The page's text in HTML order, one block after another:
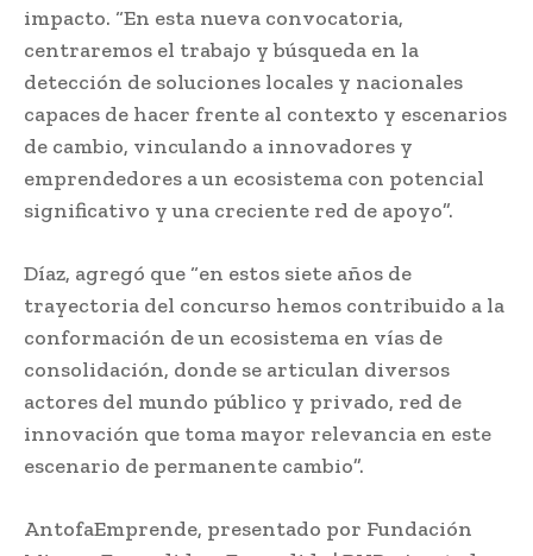
impacto. “En esta nueva convocatoria,
centraremos el trabajo y búsqueda en la
detección de soluciones locales y nacionales
capaces de hacer frente al contexto y escenarios
de cambio, vinculando a innovadores y
emprendedores a un ecosistema con potencial
significativo y una creciente red de apoyo”.
Díaz, agregó que “en estos siete años de
trayectoria del concurso hemos contribuido a la
conformación de un ecosistema en vías de
consolidación, donde se articulan diversos
actores del mundo público y privado, red de
innovación que toma mayor relevancia en este
escenario de permanente cambio”.
AntofaEmprende, presentado por Fundación